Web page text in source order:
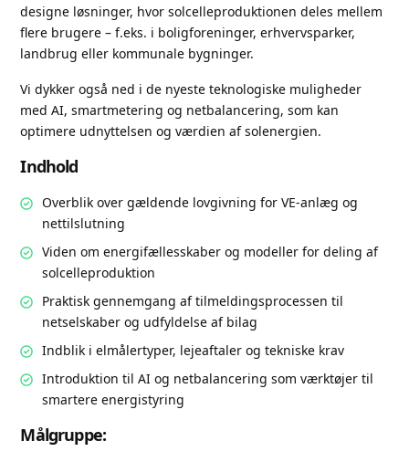
designe løsninger, hvor solcelleproduktionen deles mellem
flere brugere – f.eks. i boligforeninger, erhvervsparker,
landbrug eller kommunale bygninger.
Vi dykker også ned i de nyeste teknologiske muligheder
med AI, smartmetering og netbalancering, som kan
optimere udnyttelsen og værdien af solenergien.
Indhold
Overblik over gældende lovgivning for VE-anlæg og
nettilslutning
Viden om energifællesskaber og modeller for deling af
solcelleproduktion
Praktisk gennemgang af tilmeldingsprocessen til
netselskaber og udfyldelse af bilag
Indblik i elmålertyper, lejeaftaler og tekniske krav
Introduktion til AI og netbalancering som værktøjer til
smartere energistyring
Målgruppe: